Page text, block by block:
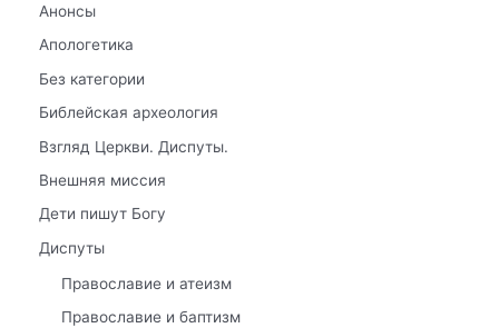
Анонсы
Апологетика
Без категории
Библейская археология
Взгляд Церкви. Диспуты.
Внешняя миссия
Дети пишут Богу
Диспуты
Православие и атеизм
Православие и баптизм